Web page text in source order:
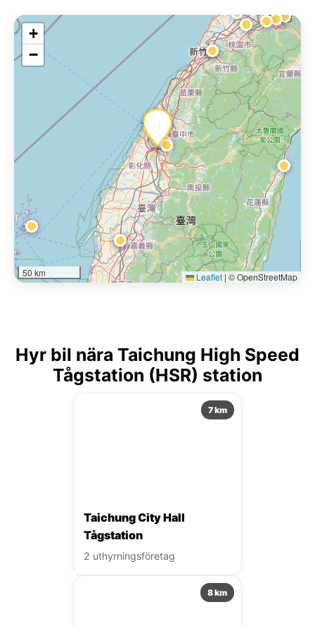
+
−
50 km Leaflet | © OpenStreetMap
Hyr bil nära Taichung High Speed
Tågstation (HSR) station
7 km
Taichung City Hall
Tågstation
2 uthyrningsföretag
8 km